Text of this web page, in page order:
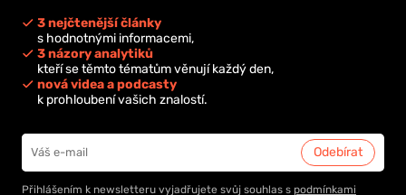
3 nejčtenější články
s hodnotnými informacemi,
3 názory analytiků
kteří se těmto tématům věnují každý den,
nová videa a podcasty
k prohloubení vašich znalostí.
Přihlášením k newsletteru vyjadřujete svůj souhlas s podmínkami